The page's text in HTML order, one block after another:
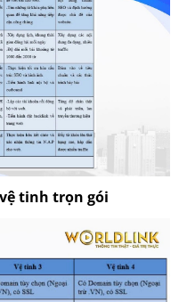
tinh trọn gói